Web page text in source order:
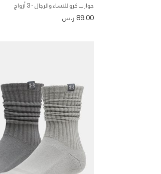
جوارب كرو للنساء والرجال - 3 أزواج
89.00 ر.س